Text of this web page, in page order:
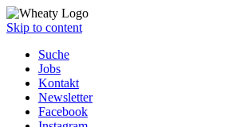
Skip to content
Suche
Jobs
Kontakt
Newsletter
Facebook